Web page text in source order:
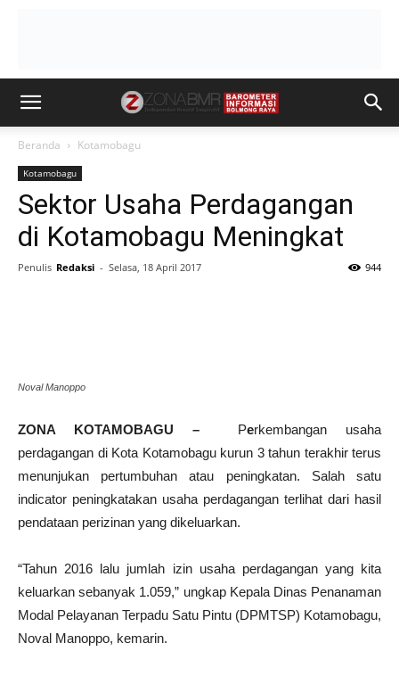
Beranda Kotamobagu
Kotamobagu
Sektor Usaha Perdagangan
di Kotamobagu Meningkat
Penulis Redaksi - Selasa, 18 April 2017 944
Noval Manoppo
ZONA KOTAMOBAGU – Perkembangan usaha
perdagangan di Kota Kotamobagu kurun 3 tahun terakhir terus
menunjukan pertumbuhan atau peningkatan. Salah satu
indicator peningkatakan usaha perdagangan terlihat dari hasil
pendataan perizinan yang dikeluarkan.
“Tahun 2016 lalu jumlah izin usaha perdagangan yang kita
keluarkan sebanyak 1.059,” ungkap Kepala Dinas Penanaman
Modal Pelayanan Terpadu Satu Pintu (DPMTSP) Kotamobagu,
Noval Manoppo, kemarin.